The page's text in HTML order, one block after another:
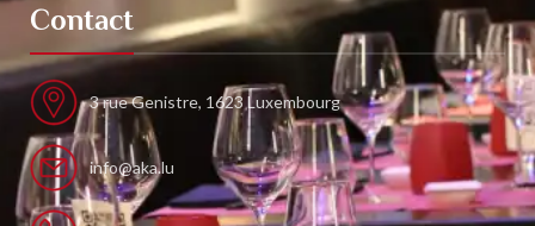
Contact
3 rue Genistre, 1623 Luxembourg
info@aka.lu